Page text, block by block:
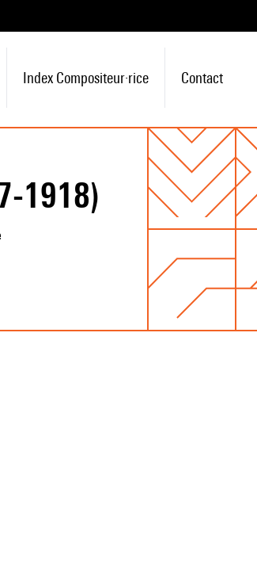
Index Compositeur·rice Contact
1918)